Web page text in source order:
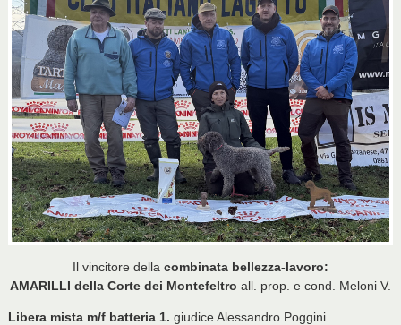
Il vincitore della combinata bellezza-lavoro:
AMARILLI della Corte dei Montefeltro all. prop. e cond. Meloni V.
Libera mista m/f batteria 1. giudice Alessandro Poggini